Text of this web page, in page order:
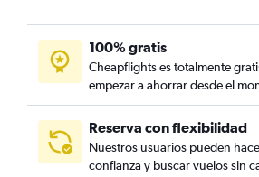
100% gratis
Cheapflights es totalmente
empezar a ahorrar desde el
Reserva con flexibilidad
Nuestros usuarios pueden
confianza y buscar vuelos sin